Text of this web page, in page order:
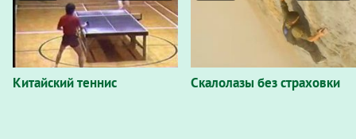
Китайский теннис Скалолазы без страховки